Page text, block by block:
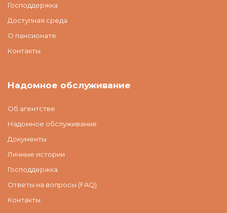
Господдержка
Доступная среда
О пансионате
Контакты
Надомное обслуживание
Об агентстве
Надомное обслуживание
Документы
Личные истории
Господдержка
Ответы на вопросы (FAQ)
Контакты